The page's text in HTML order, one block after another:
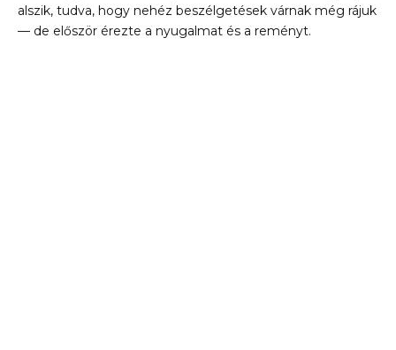
alszik, tudva, hogy nehéz beszélgetések várnak még rájuk
— de először érezte a nyugalmat és a reményt.